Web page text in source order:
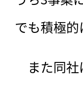
でも積極
また同社